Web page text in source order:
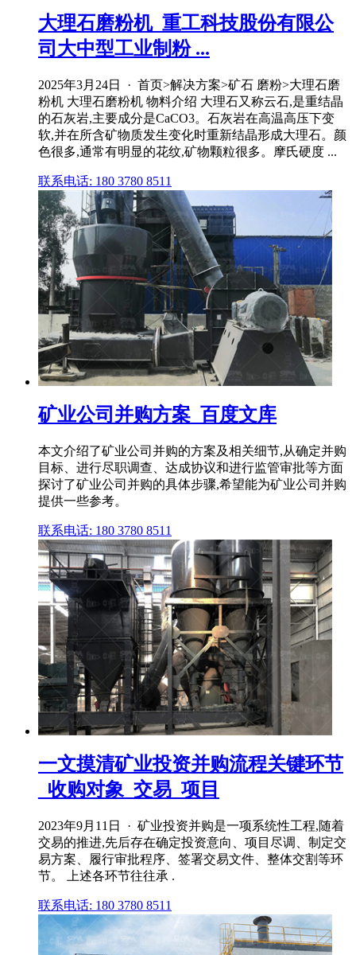
大理石磨粉机_重工科技股份有限公
司大中型工业制粉 ...
2025年3月24日 · 首页>解决方案>矿石 磨粉>大理石磨
粉机 大理石磨粉机 物料介绍 大理石又称云石,是重结晶
的石灰岩,主要成分是CaCO3。石灰岩在高温高压下变
软,并在所含矿物质发生变化时重新结晶形成大理石。颜
色很多,通常有明显的花纹,矿物颗粒很多。摩氏硬度 ...
联系电话: 180 3780 8511
矿业公司并购方案_百度文库
本文介绍了矿业公司并购的方案及相关细节,从确定并购
目标、进行尽职调查、达成协议和进行监管审批等方面
探讨了矿业公司并购的具体步骤,希望能为矿业公司并购
提供一些参考。
联系电话: 180 3780 8511
一文摸清矿业投资并购流程关键环节
_收购对象_交易_项目
2023年9月11日 · 矿业投资并购是一项系统性工程,随着
交易的推进,先后存在确定投资意向、项目尽调、制定交
易方案、履行审批程序、签署交易文件、整体交割等环
节。 上述各环节往往承 .
联系电话: 180 3780 8511